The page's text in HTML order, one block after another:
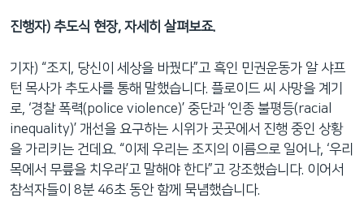
진행자) 추도식 현장, 자세히 살펴보죠.
기자) “조지, 당신이 세상을 바꿨다”고 흑인 민권운동가 알 샤프
턴 목사가 추도사를 통해 말했습니다. 플로이드 씨 사망을 계기
로, ‘경찰 폭력(police violence)’ 중단과 ‘인종 불평등(racial
inequality)’ 개선을 요구하는 시위가 곳곳에서 진행 중인 상황
을 가리키는 건데요. “이제 우리는 조지의 이름으로 일어나, ‘우리
목에서 무릎을 치우라’고 말해야 한다”고 강조했습니다. 이어서
참석자들이 8분 46초 동안 함께 묵념했습니다.